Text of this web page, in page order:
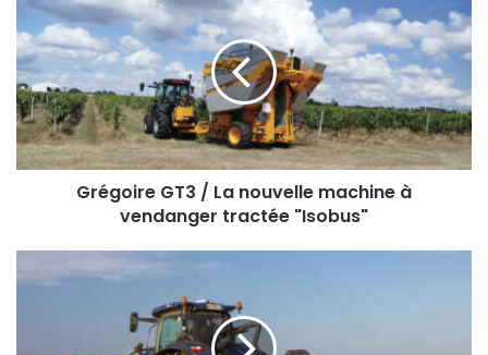
GT3
/
La
nouvelle
machine
à
vendanger
tractée
"Isobus"Grégoire GT3 / La nouvelle machine à
vendanger tractée "Isobus"
met